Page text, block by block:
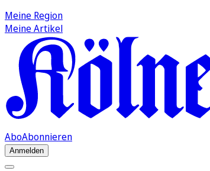
Meine Region
Meine Artikel
AboAbonnieren
Anmelden